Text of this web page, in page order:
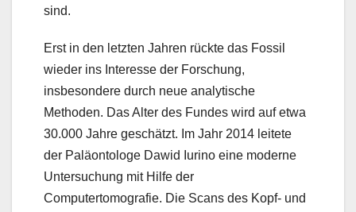
sind.
Erst in den letzten Jahren rückte das Fossil
wieder ins Interesse der Forschung,
insbesondere durch neue analytische
Methoden. Das Alter des Fundes wird auf etwa
30.000 Jahre geschätzt. Im Jahr 2014 leitete
der Paläontologe Dawid Iurino eine moderne
Untersuchung mit Hilfe der
Computertomografie. Die Scans des Kopf- und